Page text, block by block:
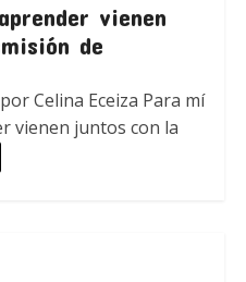
vienen
de
Celina Eceiza Para mí
vienen juntos con la